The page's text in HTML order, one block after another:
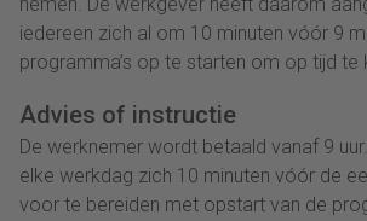
iedereen zich al om 10 minuten vóór 9
programma’s op te starten om op tijd te
Advies of instructie
De werknemer wordt betaald vanaf 9
elke werkdag zich 10 minuten vóór de
voor te bereiden met opstart van de